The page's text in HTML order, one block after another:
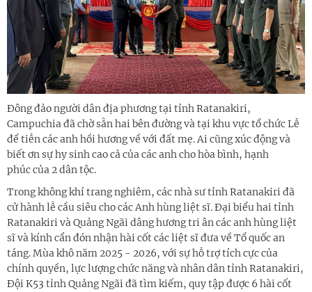
Đông đảo người dân địa phương tại tỉnh Ratanakiri,
Campuchia đã chờ sẵn hai bên đường và tại khu vực tổ chức Lễ
để tiễn các anh hồi hương về với đất mẹ. Ai cũng xúc động và
biết ơn sự hy sinh cao cả của các anh cho hòa bình, hạnh
phúc của 2 dân tộc.
Trong không khí trang nghiêm, các nhà sư tỉnh Ratanakiri đã
cử hành lễ cầu siêu cho các Anh hùng liệt sĩ. Đại biểu hai tỉnh
Ratanakiri và Quảng Ngãi dâng hương tri ân các anh hùng liệt
sĩ và kính cẩn đón nhận hài cốt các liệt sĩ đưa về Tổ quốc an
táng. Mùa khô năm 2025 - 2026, với sự hỗ trợ tích cực của
chính quyền, lực lượng chức năng và nhân dân tỉnh Ratanakiri,
Đội K53 tỉnh Quảng Ngãi đã tìm kiếm, quy tập được 6 hài cốt